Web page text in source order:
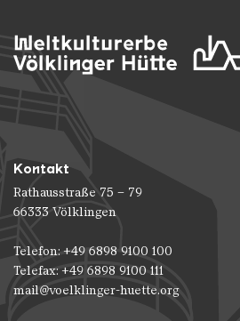
Kontakt
Rathausstraße 75 – 79
66333 Völklingen
Telefon: +49 6898 9100 100
Telefax: +49 6898 9100 111
mail@voelklinger-huette.org